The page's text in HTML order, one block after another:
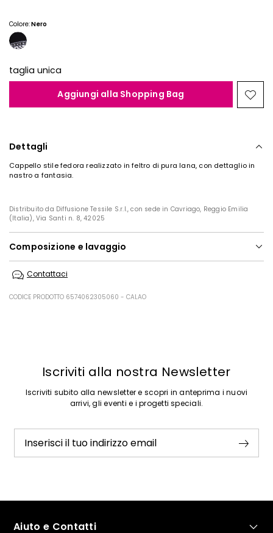
Colore:Nero
taglia unica
Aggiungi alla Shopping Bag
nella
Dettagli
Cappello stile fedora realizzato in feltro di pura lana, con dettaglio in
nastro a fantasia.
Distribuito da Diffusione Tessile S.r.l., con sede in Cavriago, Reggio Emilia
(Italia), Via Santi n. 8, 42025
Composizione e lavaggio
stirare; non lavare a secco; non lavare ad umido professionale.
Filato 100% lana; tessuto 2 70% poliestere, 30% cotone.
Contattaci
CODICE PRODOTTO 6574062305060 - CALAO
Iscriviti alla nostra Newsletter
Iscriviti subito alla newsletter e scopri in anteprima i nuovi
arrivi, gli eventi e i progetti speciali.
Inserisci il tuo indirizzo email
Aiuto e Contatti